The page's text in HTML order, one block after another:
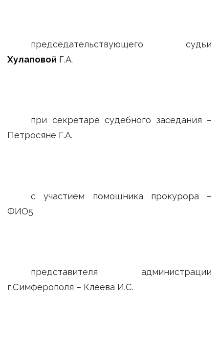
председательствующего судьи
Хулаповой Г.А.
при секретаре судебного заседания –
Петросяне Г.А.
с участием помощника прокурора –
ФИО5
представителя администрации
г.Симферополя – Клеева И.С.